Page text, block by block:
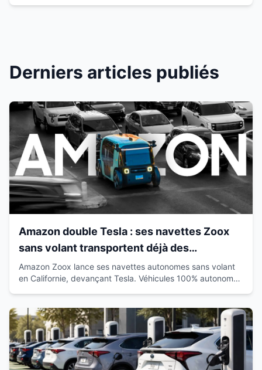
Derniers articles publiés
Amazon double Tesla : ses navettes Zoox
sans volant transportent déjà des
passagers en Californie
Amazon Zoox lance ses navettes autonomes sans volant
en Californie, devançant Tesla. Véhicules 100% autonomes